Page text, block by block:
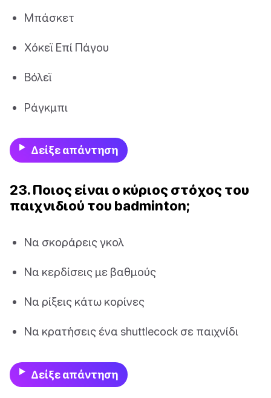
Μπάσκετ
Χόκεϊ Επί Πάγου
Βόλεϊ
Ράγκμπι
Δείξε απάντηση
23. Ποιος είναι ο κύριος στόχος του
παιχνιδιού του badminton;
Να σκοράρεις γκολ
Να κερδίσεις με βαθμούς
Να ρίξεις κάτω κορίνες
Να κρατήσεις ένα shuttlecock σε παιχνίδι
Δείξε απάντηση